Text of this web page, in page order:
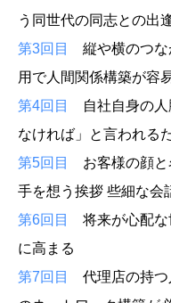
う同世代の同志との出
第3回目
縦や横のつな
用で人間関係構築が容
第4回目
自社自身の人
なければ」と言われる
第5回目
お客様の顔
手を想う挨拶 些細な会
第6回目
将来が心配な
に高まる
第7回目
代理店の持つ